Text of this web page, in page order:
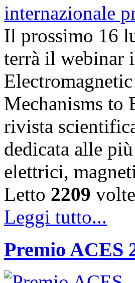
Il prossimo 16
terrà il webinar
Mechanisms to
rivista
dedicata alle
elettrici,
Letto 2209 volte
Leggi tutto...
Premio ACES